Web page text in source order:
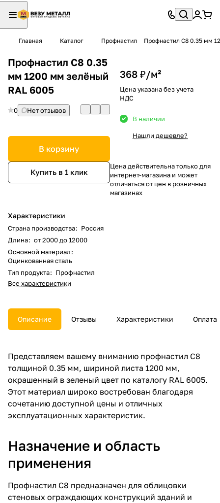
Главная Каталог Профнастил Профнастил С8 0.35 мм
Профнастил С8 0.35
мм 1200 мм зелёный
RAL 6005
0 Нет отзывов
В корзину
Купить в 1 клик
Характеристики
Страна производства: Россия
Длина: от 2000 до 12000
Основной материал:
Оцинкованная сталь
Тип продукта: Профнастил
Все характеристики
368 ₽/м²
Цена указана без учета
НДС
В наличии
Нашли дешевле?
Цена действительна только для
интернет-магазина и может
отличаться от цен в розничных
магазинах
Описание Отзывы Характеристики Оплата
Представляем вашему вниманию профнастил С8
толщиной 0.35 мм, шириной листа 1200 мм,
окрашенный в зеленый цвет по каталогу RAL 6005.
Этот материал широко востребован благодаря
сочетанию доступной цены и отличных
эксплуатационных характеристик.
Назначение и область
применения
Профнастил С8 предназначен для облицовки
стеновых ограждающих конструкций зданий и